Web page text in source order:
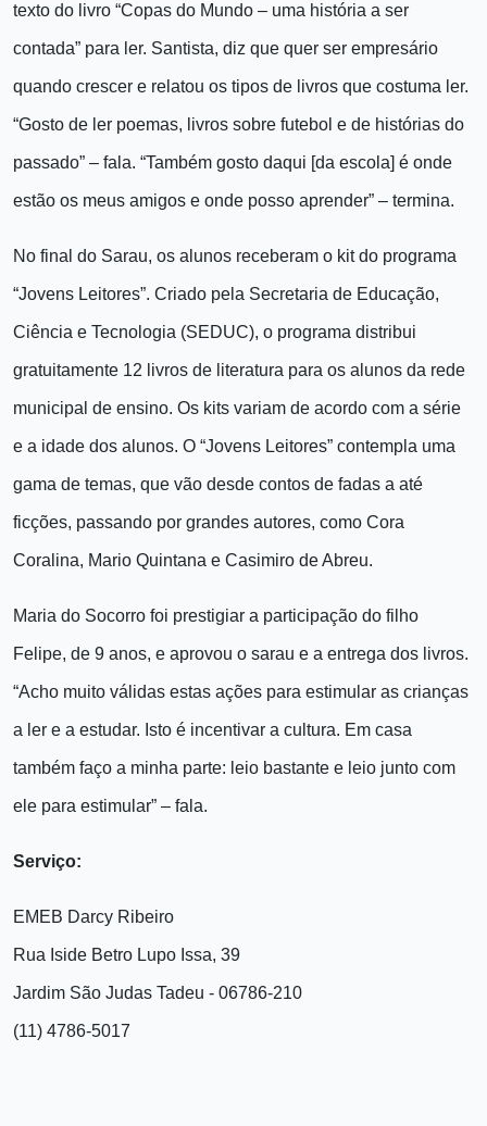
texto do livro “Copas do Mundo – uma história a ser
contada” para ler. Santista, diz que quer ser empresário
quando crescer e relatou os tipos de livros que costuma ler.
“Gosto de ler poemas, livros sobre futebol e de histórias do
passado” – fala. “Também gosto daqui [da escola] é onde
estão os meus amigos e onde posso aprender” – termina.
No final do Sarau, os alunos receberam o kit do programa
“Jovens Leitores”. Criado pela Secretaria de Educação,
Ciência e Tecnologia (SEDUC), o programa distribui
gratuitamente 12 livros de literatura para os alunos da rede
municipal de ensino. Os kits variam de acordo com a série
e a idade dos alunos. O “Jovens Leitores” contempla uma
gama de temas, que vão desde contos de fadas a até
ficções, passando por grandes autores, como Cora
Coralina, Mario Quintana e Casimiro de Abreu.
Maria do Socorro foi prestigiar a participação do filho
Felipe, de 9 anos, e aprovou o sarau e a entrega dos livros.
“Acho muito válidas estas ações para estimular as crianças
a ler e a estudar. Isto é incentivar a cultura. Em casa
também faço a minha parte: leio bastante e leio junto com
ele para estimular” – fala.
Serviço:
EMEB Darcy Ribeiro
Rua Iside Betro Lupo Issa, 39
Jardim São Judas Tadeu - 06786-210
(11) 4786-5017